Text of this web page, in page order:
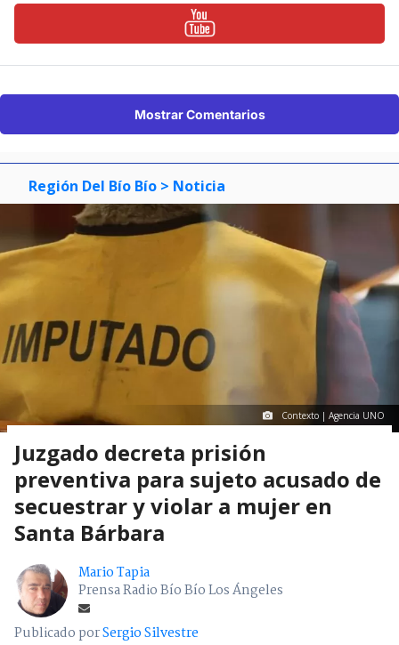
Mostrar Comentarios
Región Del Bío Bío > Noticia
Contexto | Agencia UNO
Juzgado decreta prisión
preventiva para sujeto acusado de
secuestrar y violar a mujer en
Santa Bárbara
Mario Tapia
Prensa Radio Bío Bío Los Ángeles
Publicado porSergio Silvestre